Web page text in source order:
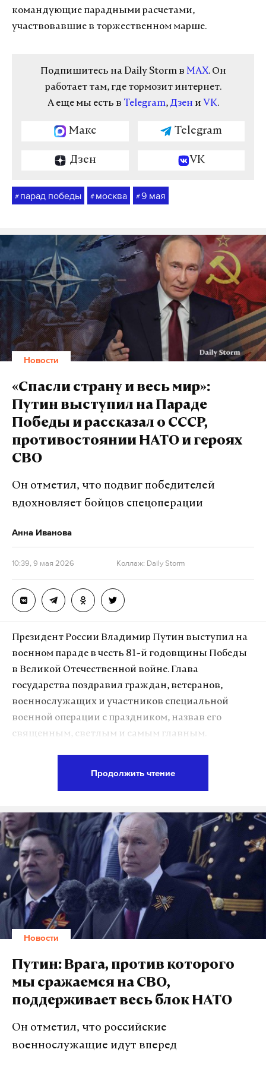
командующие парадными расчетами,
участвовавшие в торжественном марше.
Подпишитесь на Daily Storm в MAX. Он
работает там, где тормозит интернет.
А еще мы есть в Telegram, Дзен и VK.
Макс Telegram
Дзен VK
# парад победы # москва #9 мая
Новости
«Спасли страну и весь мир»:
Путин выступил на Параде
Победы и рассказал о СССР,
противостоянии НАТО и героях
СВО
Он отметил, что подвиг победителей
вдохновляет бойцов спецоперации
Анна Иванова
10:39, 9 мая 2026 Коллаж: Daily Storm
Президент России Владимир Путин выступил на
военном параде в честь 81-й годовщины Победы
в Великой Отечественной войне. Глава
государства поздравил граждан, ветеранов,
военнослужащих и участников специальной
военной операции с праздником, назвав его
священным, светлым и самым главным.
чувствами гордости и любви к своей стране, с
пониманием общего долга защищать интересы и
будущее Родины, а также с искренней сыновней
благодарностью великому поколению
победителей. Он подчеркнул, что забота об
Отчизне объединяет всю страну и весь народ
России, а сохранение памяти о событиях Великой
Отечественной войны, ее подлинной истории и
истинных героях является делом чести.
О вкладе СССР в разгром нацизма
По словам российского лидера, подвиг советского
народа всегда будет помниться, поскольку
Продолжить чтение
Новости
Путин: Врага, против которого
мы сражаемся на СВО,
поддерживает весь блок НАТО
Он отметил, что российские
военнослужащие идут вперед